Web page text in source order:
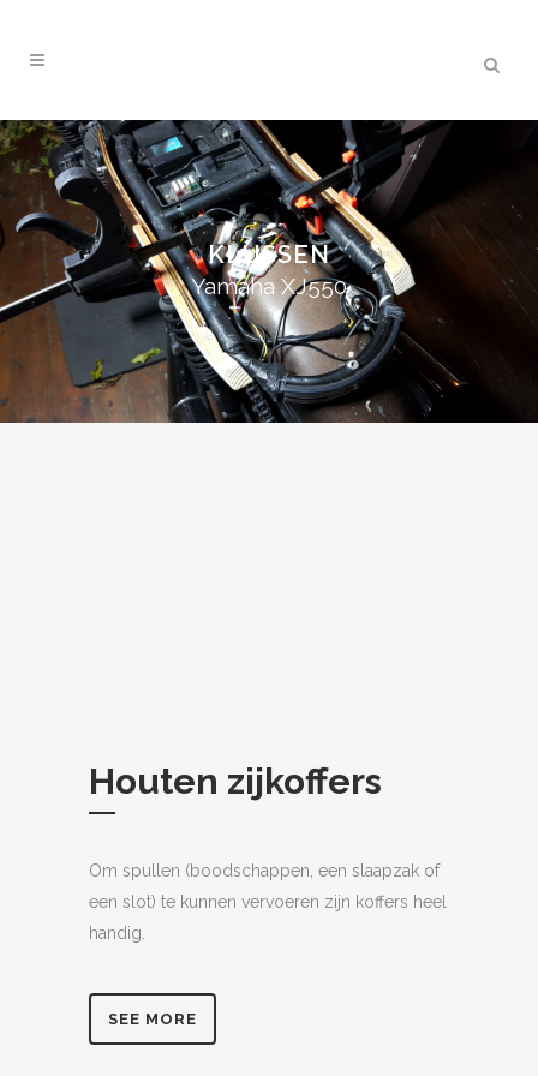
KLUSSEN
Yamaha XJ550
Houten zijkoffers
Om spullen (boodschappen, een slaapzak of
een slot) te kunnen vervoeren zijn koffers heel
handig.
SEE MORE